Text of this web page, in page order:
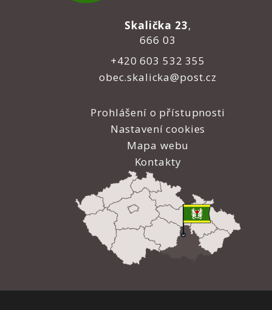
Skalička 23,
666 03
+420 603 532 355
obec.skalicka@post.cz
Prohlášení o přístupnosti
Nastavení cookies
Mapa webu
Kontakty